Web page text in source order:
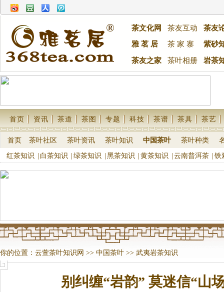
茶文化网 茶友互动
茶友
雅 茗 居
茶 家 寨 紫砂
茶友之家 茶叶相册 岩茶
首页 资讯 茶道 茶图 专题 科技 茶谱 茶具 茶艺
首页 茶叶社区 茶叶资讯 茶叶知识 中国茶叶 茶叶种类
红茶知识 白茶知识 绿茶知识 黑茶知识 黄茶知识 云南普洱茶 铁
你的位置： 云萱茶叶知识网 >> 中国茶叶 >> 武夷岩茶知识
别纠缠“岩韵” 莫迷信“山